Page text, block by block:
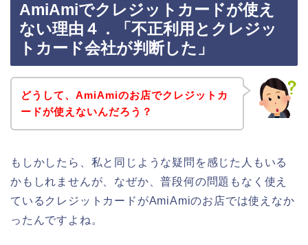
AmiAmiでクレジットカードが使え
ない理由４．「不正利用とクレジッ
トカード会社が判断した」
どうして、AmiAmiのお店でクレジットカ
ードが使えないんだろう？
もしかしたら、私と同じような疑問を感じた人もいる
かもしれませんが、なぜか、普段何の問題もなく使え
ているクレジットカードがAmiAmiのお店では使えなか
ったんですよね。